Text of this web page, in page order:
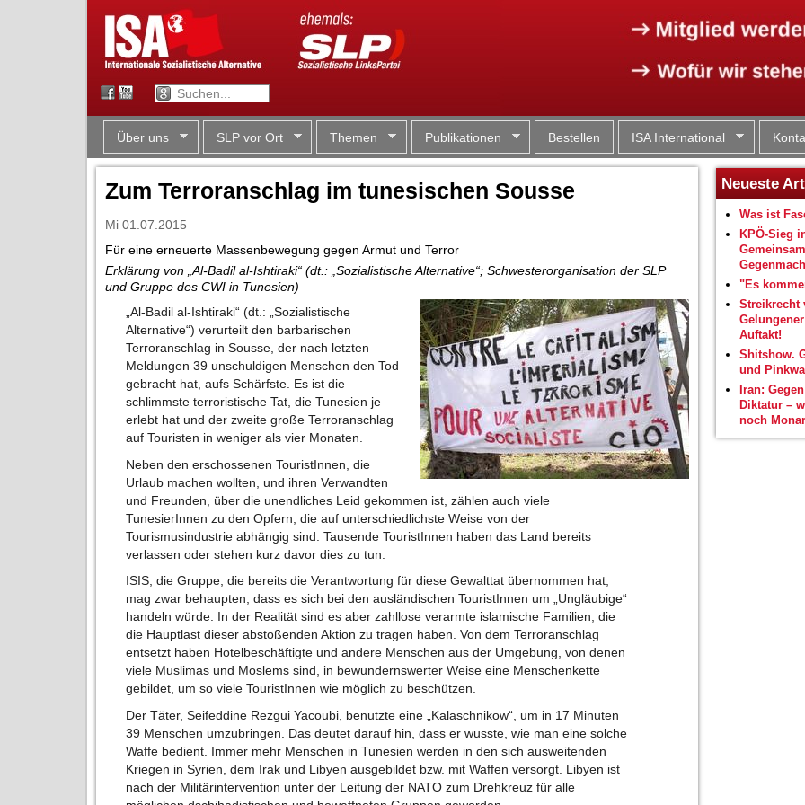
Über uns SLP vor Ort Themen Publikationen Bestellen ISA International
Zum Terroranschlag im tunesischen Sousse
Mi 01.07.2015
Für eine erneuerte Massenbewegung gegen Armut und Terror
Erklärung von „Al-Badil al-Ishtiraki“ (dt.: „Sozialistische Alternative“; Schwesterorganisation der SLP
und Gruppe des CWI in Tunesien)
„Al-Badil al-Ishtiraki“ (dt.: „Sozialistische
Alternative“) verurteilt den barbarischen
Terroranschlag in Sousse, der nach letzten
Meldungen 39 unschuldigen Menschen den Tod
gebracht hat, aufs Schärfste. Es ist die
schlimmste terroristische Tat, die Tunesien je
erlebt hat und der zweite große Terroranschlag
auf Touristen in weniger als vier Monaten.
Neben den erschossenen TouristInnen, die
Urlaub machen wollten, und ihren Verwandten
und Freunden, über die unendliches Leid gekommen ist, zählen auch viele
TunesierInnen zu den Opfern, die auf unterschiedlichste Weise von der
Tourismusindustrie abhängig sind. Tausende TouristInnen haben das Land bereits
verlassen oder stehen kurz davor dies zu tun.
ISIS, die Gruppe, die bereits die Verantwortung für diese Gewalttat übernommen hat,
mag zwar behaupten, dass es sich bei den ausländischen TouristInnen um „Ungläubige“
handeln würde. In der Realität sind es aber zahllose verarmte islamische Familien, die
die Hauptlast dieser abstoßenden Aktion zu tragen haben. Von dem Terroranschlag
entsetzt haben Hotelbeschäftigte und andere Menschen aus der Umgebung, von denen
viele Muslimas und Moslems sind, in bewundernswerter Weise eine Menschenkette
gebildet, um so viele TouristInnen wie möglich zu beschützen.
Der Täter, Seifeddine Rezgui Yacoubi, benutzte eine „Kalaschnikow“, um in 17 Minuten
39 Menschen umzubringen. Das deutet darauf hin, dass er wusste, wie man eine solche
Waffe bedient. Immer mehr Menschen in Tunesien werden in den sich ausweitenden
Kriegen in Syrien, dem Irak und Libyen ausgebildet bzw. mit Waffen versorgt. Libyen ist
nach der Militärintervention unter der Leitung der NATO zum Drehkreuz für alle
Neueste
Was ist
KPÖ-Sieg
"Es
Streikrecht
Auftakt!
Shitshow.
und
Iran:
Diktatur –
noch